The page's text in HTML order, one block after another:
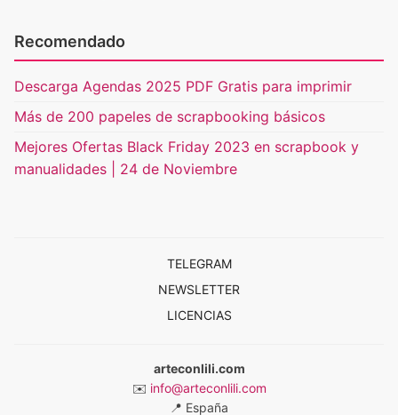
Recomendado
Descarga Agendas 2025 PDF Gratis para imprimir
Más de 200 papeles de scrapbooking básicos
Mejores Ofertas Black Friday 2023 en scrapbook y
manualidades | 24 de Noviembre
TELEGRAM
NEWSLETTER
LICENCIAS
arteconlili.com
✉️ info@arteconlili.com
📍 España